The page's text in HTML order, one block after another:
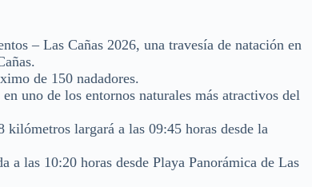
– Las Cañas 2026, una travesía de natación en
de 150 nadadores.
uno de los entornos naturales más atractivos del
largará a las 09:45 horas desde la
a las 10:20 horas desde Playa Panorámica de Las